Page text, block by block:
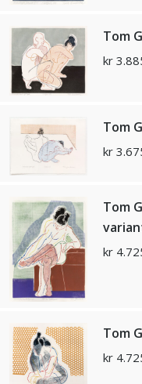
Tom
kr
Tom
kr
Tom
kr
Tom
kr